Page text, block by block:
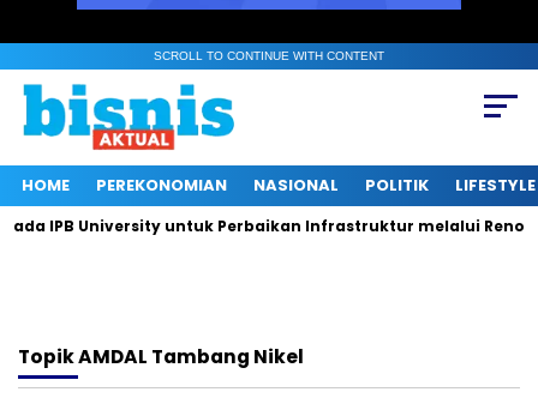
SCROLL TO CONTINUE WITH CONTENT
HOME PEREKONOMIAN NASIONAL POLITIK LIFESTYLE
IPB University untuk Perbaikan Infrastruktur melalui
TopikAMDAL Tambang Nikel